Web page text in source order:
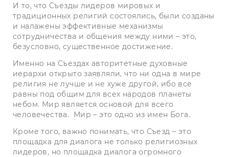
И то, что Съезды лидеров мировых и
традиционных религий состоялись, были созданы
и налажены эффективные механизмы
сотрудничества и общения между ними – это,
безусловно, существенное достижение.
Именно на Съездах авторитетные духовные
иерархи открыто заявляли, что ни одна в мире
религия не лучше и не хуже другой, ибо все
равны под общим для всех народов планеты
небом. Мир является основой для всего
человечества. Мир – это одно из имен Бога.
Кроме того, важно понимать, что Съезд – это
площадка для диалога не только религиозных
лидеров, но площадка диалога огромного